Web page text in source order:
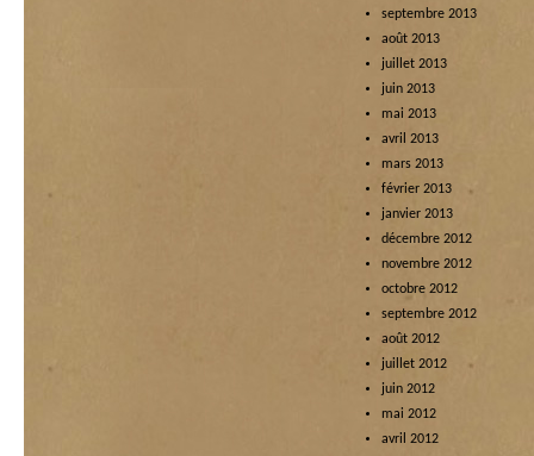
septembre 2013
août 2013
juillet 2013
juin 2013
mai 2013
avril 2013
mars 2013
février 2013
janvier 2013
décembre 2012
novembre 2012
octobre 2012
septembre 2012
août 2012
juillet 2012
juin 2012
mai 2012
avril 2012